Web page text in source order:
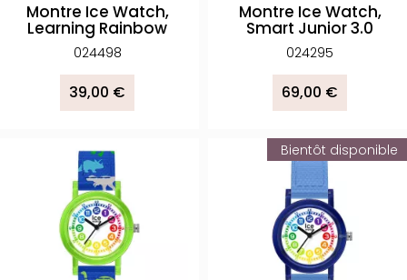
Montre Ice Watch,
Learning Rainbow
024498
39,00 €
Montre Ice Watch,
Smart Junior 3.0
024295
69,00 €
Bientôt disponible